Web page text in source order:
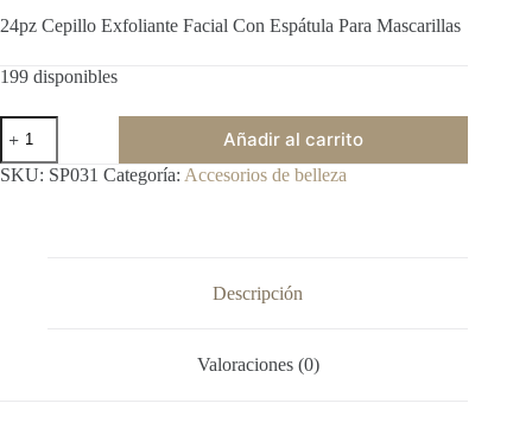
was:
is:
24pz Cepillo Exfoliante Facial Con Espátula Para Mascarillas
199 disponibles
SP031
cantidad
Añadir al carrito
SKU: SP031 Categoría: Accesorios de belleza
Descripción
Valoraciones (0)